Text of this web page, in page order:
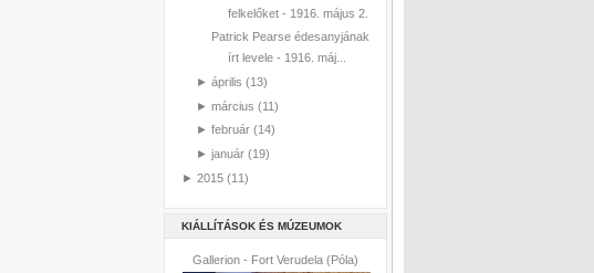
felkelőket - 1916. május 2.
Patrick Pearse édesanyjának
írt levele - 1916. máj...
► április (13)
► március (11)
► február (14)
► január (19)
► 2015 (11)
KIÁLLÍTÁSOK ÉS MÚZEUMOK
Gallerion - Fort Verudela (Póla)